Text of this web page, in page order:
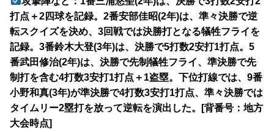
打点＋2四球を記録。2番安部佳昭(2年)は、準々決勝で逆
転スクイズを決め、3回戦では決勝打となる犠牲フライを
記録。3番鈴木大登(3年)は、決勝で5打数2安打1打点。5
番武田修治(2年)は、決勝で先制犠牲フライ、準決勝で先
制打を含む4打数3安打1打点＋1盗塁。下位打線では、9番
小野和真(3年)が準決勝で4打数3安打1打点、準々決勝では
タイムリー2塁打を放って逆転を演出した。[背番号：地方
大会時点]